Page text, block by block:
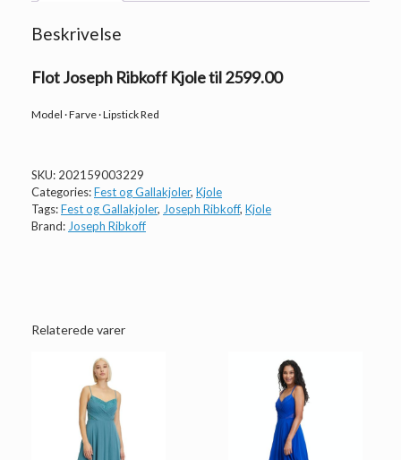
Beskrivelse
Flot Joseph Ribkoff Kjole til 2599.00
Model · Farve · Lipstick Red
SKU: 202159003229
Categories:Fest og Gallakjoler, Kjole
Tags:Fest og Gallakjoler, Joseph Ribkoff, Kjole
Brand: Joseph Ribkoff
Relaterede varer